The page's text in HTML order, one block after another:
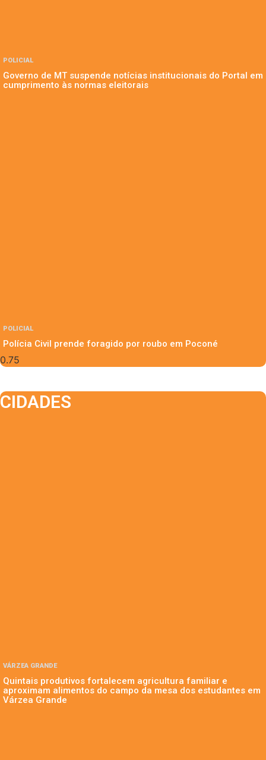
POLICIAL
Governo de MT suspende notícias institucionais do Portal em
cumprimento às normas eleitorais
POLICIAL
Polícia Civil prende foragido por roubo em Poconé
CIDADES
VÁRZEA GRANDE
Quintais produtivos fortalecem agricultura familiar e
aproximam alimentos do campo da mesa dos estudantes em
Várzea Grande